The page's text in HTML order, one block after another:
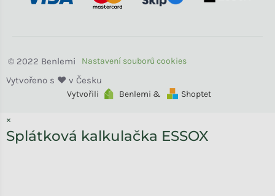
Vytvořili Benlemi & Shoptet
Benlemi
×
Splátková kalkulačka ESSOX